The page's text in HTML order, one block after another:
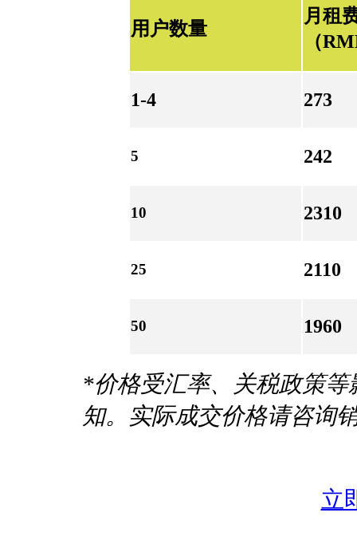
用户数量
月租
（
1-4 273
5 242
10 2310
25 2110
50 1960
*价格受汇率、关税政策
知。实际成交价格请咨询
立